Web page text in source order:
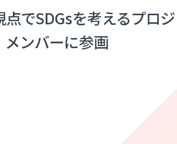
でSDGsを考えるプロ
メンバーに参画